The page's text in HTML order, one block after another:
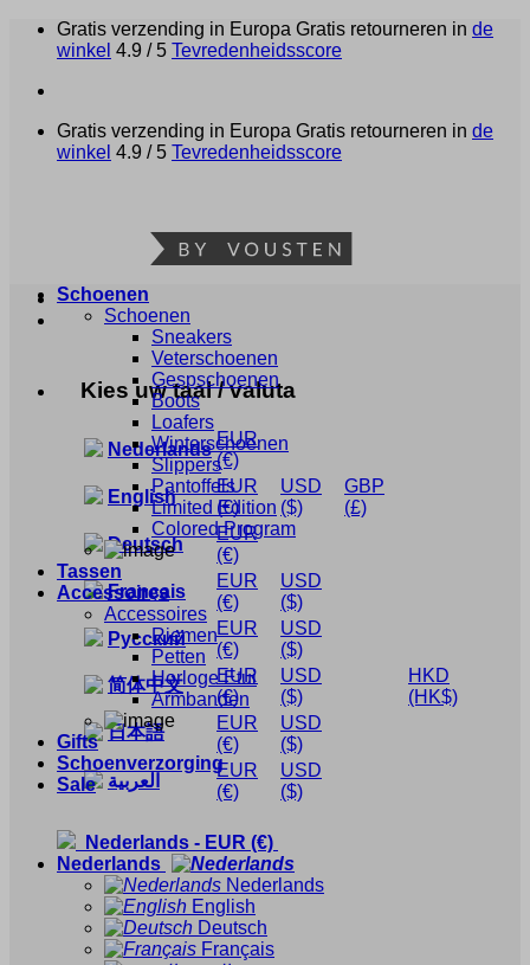
Gratis verzending in Europa Gratis retourneren in de
winkel 4.9 / 5 Tevredenheidsscore
Gratis verzending in Europa Gratis retourneren in de
winkel 4.9 / 5 Tevredenheidsscore
Kies uw taal / valuta
Nederlands
EUR
(€)
English
EUR
(€)
USD
($)
GBP
(£)
Deutsch
EUR
(€)
Français
EUR
(€)
USD
($)
Русский
EUR
(€)
USD
($)
简体中文
EUR
(€)
USD
($)
HKD
(HK$)
日本語
EUR
(€)
USD
($)
العربية
EUR
(€)
USD
($)
Nederlands - EUR (€)
Nederlands
Nederlands
English
Deutsch
Français
Schoenen
Schoenen
Sneakers
Veterschoenen
Gespschoenen
Boots
Loafers
Winterschoenen
Slippers
Pantoffels
Limited Edition
Colored Program
Tassen
Accessoires
Accessoires
Riemen
Petten
Horloge Etui
Armbanden
Gifts
Schoenverzorging
Sale